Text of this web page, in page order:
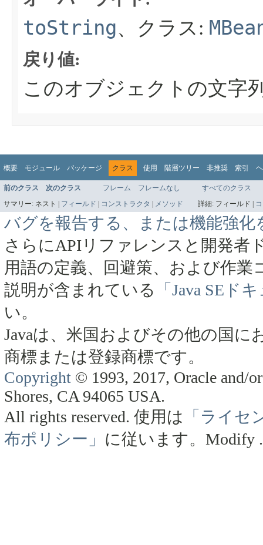
toString、クラス:
戻り値:
このオブジェクトの文字
概要 モジュール パッケージ クラス 使用 階層ツリー 非推奨 索引
前のクラス 次のクラス フレーム フレームなし
すべてのクラス
サマリー: ネスト | フィールド | コンストラクタ | メソッド 詳細: フィールド |
バグを報告する、または機能強化
さらにAPIリファレンスと開発者
用語の定義、回避策、および作
説明が含まれている
「Java SEド
い。
Javaは、米国およびその他の国に
商標または登録商標です。
Copyright © 1993, 2017, Oracle and/
Shores, CA 94065 USA.
All rights reserved. 使用は 「ライセ
布ポリシー」 に従います。 Modify